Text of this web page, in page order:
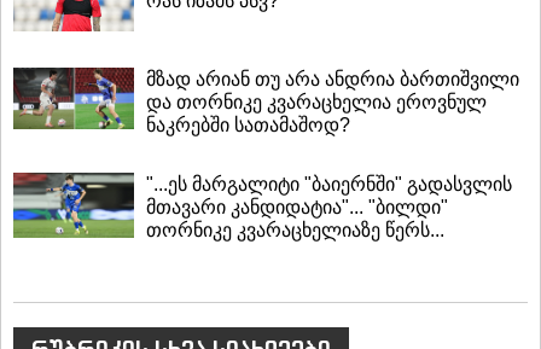
მზად არიან თუ არა ანდრია ბართიშვილი
და თორნიკე კვარაცხელია ეროვნულ
ნაკრებში სათამაშოდ?
"...ეს მარგალიტი "ბაიერნში" გადასვლის
მთავარი კანდიდატია"... "ბილდი"
თორნიკე კვარაცხელიაზე წერს...